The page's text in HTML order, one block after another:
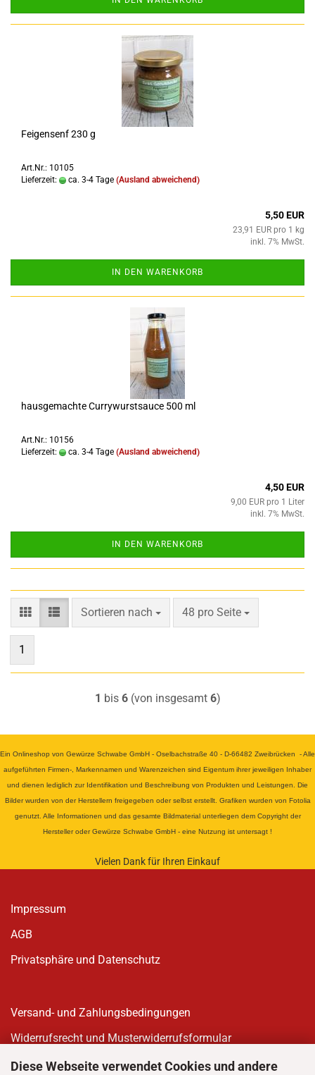
Diese Webseite verwendet Cookies und andere
Feigensenf 230 g
Art.Nr.: 10105
Lieferzeit:
ca. 3-4 Tage (Ausland abweichend)
5,50 EUR
23,91 EUR pro 1 kg
inkl. 7% MwSt.
IN DEN WARENKORB
hausgemachte Currywurstsauce 500 ml
Art.Nr.: 10156
Lieferzeit:
ca. 3-4 Tage (Ausland abweichend)
4,50 EUR
9,00 EUR pro 1 Liter
inkl. 7% MwSt.
IN DEN WARENKORB
Sortieren nach
Sortieren nach 48 pro Seite
pro Seite
1
1 bis 6(von insgesamt 6)
Ein Onlineshop von Gewürze Schwabe GmbH - Oselbachstraße 40 - D-66482 Zweibrücken - Alle
aufgeführten Firmen-, Markennamen und Warenzeichen sind Eigentum ihrer jeweiligen Inhaber
und dienen lediglich zur Identifikation und Beschreibung von Produkten und Leistungen. Die
Bilder wurden von der Herstellern freigegeben oder selbst erstellt. Grafiken wurden von Fotolia
genutzt. Alle Informationen und das gesamte Bildmaterial unterliegen dem Copyright der
Hersteller oder Gewürze Schwabe GmbH - eine Nutzung ist untersagt !
Vielen Dank für Ihren Einkauf
Impressum
AGB
Privatsphäre und Datenschutz
Versand- und Zahlungsbedingungen
Widerrufsrecht und Musterwiderrufsformular